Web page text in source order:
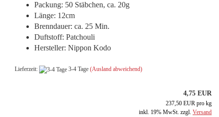
Packung: 50 Stäbchen, ca. 20g
Länge: 12cm
Brenndauer: ca. 25 Min.
Duftstoff: Patchouli
Hersteller: Nippon Kodo
Lieferzeit: 3-4 Tage (Ausland abweichend)
4,75 EUR
237,50 EUR pro kg
inkl. 19% MwSt. zzgl. Versand